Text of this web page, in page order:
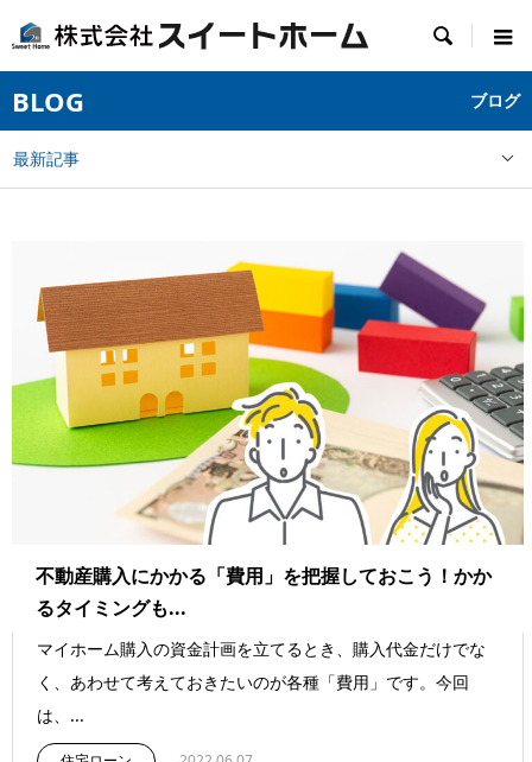

BLOG ブログ
最新記事
不動産購入にかかる「費用」を把握しておこう！かか
るタイミングも...
マイホーム購入の資金計画を立てるとき、購入代金だけでな
く、あわせて考えておきたいのが各種「費用」です。今回
は、...